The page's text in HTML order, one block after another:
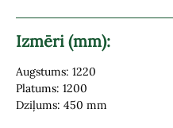
Izmēri (mm):
Augstums: 1220
Platums: 1200
Dziļums: 450 mm